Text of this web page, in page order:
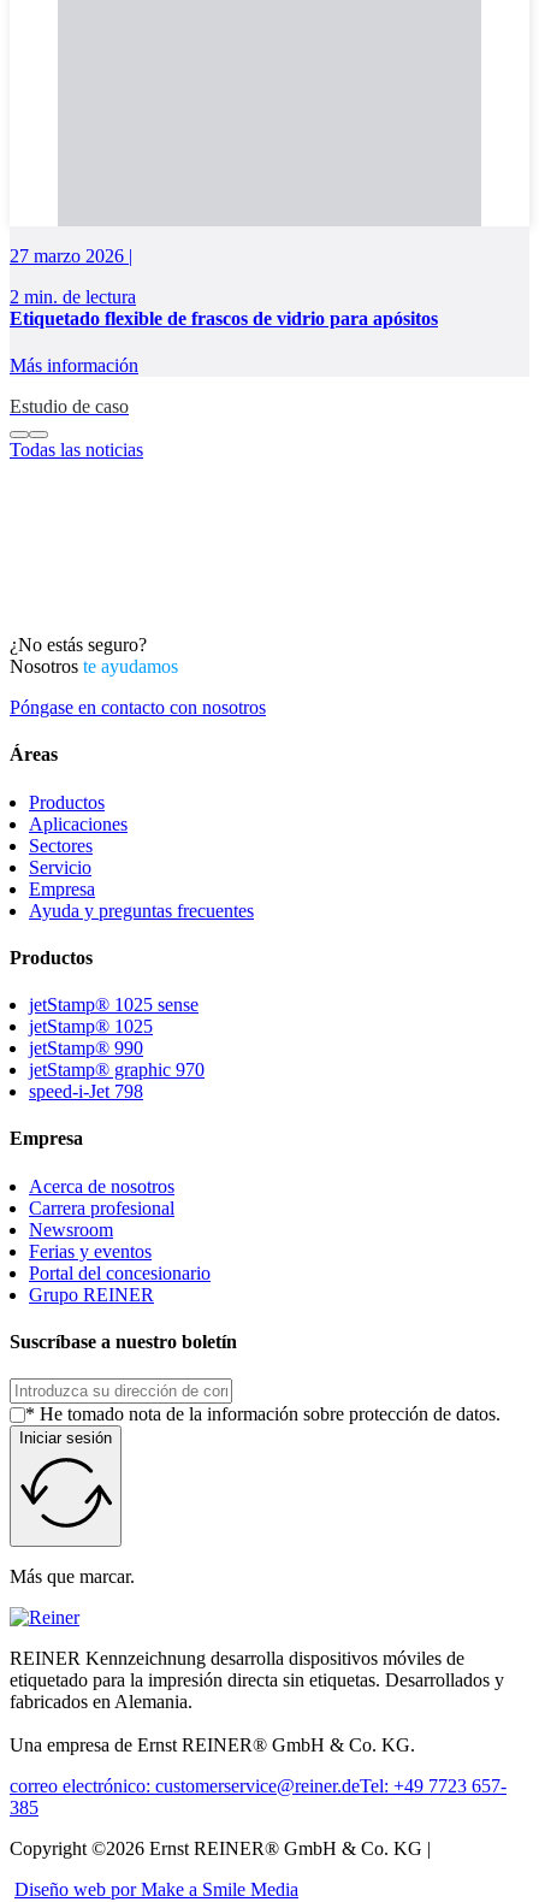
27 marzo 2026 |
2 min. de lectura
Etiquetado flexible de frascos de vidrio para apósitos
Más información
Estudio de caso
Todas las noticias
¿No estás seguro?
Nosotros te ayudamos
Póngase en contacto con nosotros
Áreas
Productos
Aplicaciones
Sectores
Servicio
Empresa
Ayuda y preguntas frecuentes
Productos
jetStamp® 1025 sense
jetStamp® 1025
jetStamp® 990
jetStamp® graphic 970
speed-i-Jet 798
Empresa
Acerca de nosotros
Carrera profesional
Newsroom
Ferias y eventos
Portal del concesionario
Grupo REINER
Suscríbase a nuestro boletín
* He tomado nota de la información sobre protección de datos.
Iniciar sesión
Más que marcar.
REINER Kennzeichnung desarrolla dispositivos móviles de
etiquetado para la impresión directa sin etiquetas. Desarrollados y
fabricados en Alemania.
Una empresa de Ernst REINER® GmbH & Co. KG.
correo electrónico: customerservice@reiner.deTel: +49 7723 657-
385
Copyright ©2026 Ernst REINER® GmbH & Co. KG |
Diseño web por Make a Smile Media